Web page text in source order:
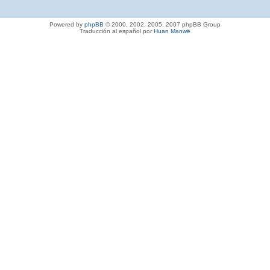
Powered by phpBB © 2000, 2002, 2005, 2007 phpBB Group
Traducción al español porHuan Manwë